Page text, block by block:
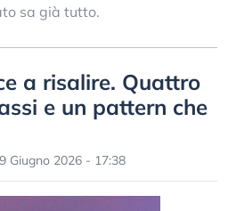
sa già tutto.
a risalire. Quattro
e un pattern che
9 Giugno 2026 - 17:38